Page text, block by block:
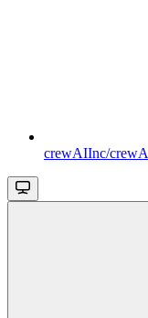
crewAIInc/